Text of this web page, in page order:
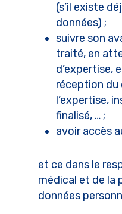
(s’il existe
données) ;
suivre son
traité, en
d’expertise,
réception du
l’expertise,
finalisé, … ;
avoir accès
et ce dans le
médical et de la
données